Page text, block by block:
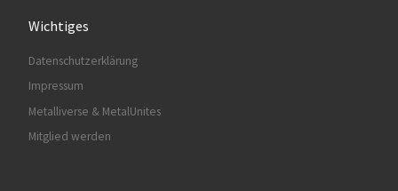
Wichtiges
Datenschutzerklärung
Impressum
Metalliverse & MetalUnites
Mitglied werden